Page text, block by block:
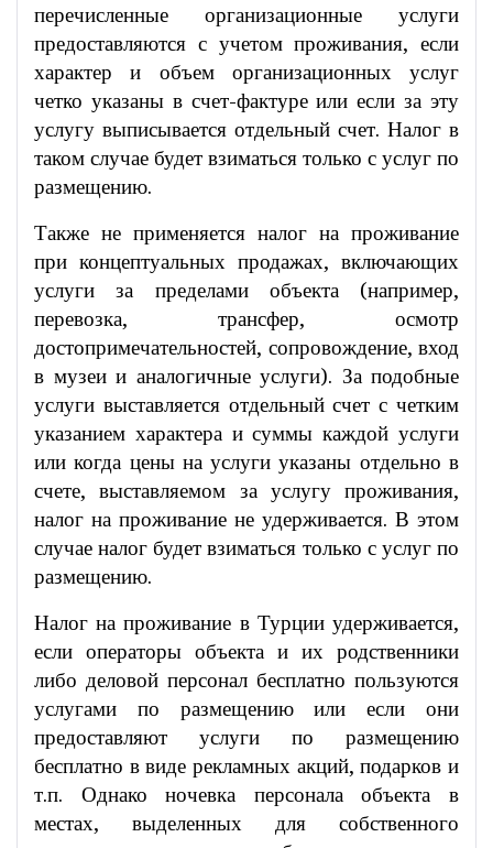
перечисленные организационные услуги
предоставляются с учетом проживания, если
характер и объем организационных услуг
четко указаны в счет-фактуре или если за эту
услугу выписывается отдельный счет. Налог в
таком случае будет взиматься только с услуг по
размещению.
Также не применяется налог на проживание
при концептуальных продажах, включающих
услуги за пределами объекта (например,
перевозка, трансфер, осмотр
достопримечательностей, сопровождение, вход
в музеи и аналогичные услуги). За подобные
услуги выставляется отдельный счет с четким
указанием характера и суммы каждой услуги
или когда цены на услуги указаны отдельно в
счете, выставляемом за услугу проживания,
налог на проживание не удерживается. В этом
случае налог будет взиматься только с услуг по
размещению.
Налог на проживание в Турции удерживается,
если операторы объекта и их родственники
либо деловой персонал бесплатно пользуются
услугами по размещению или если они
предоставляют услуги по размещению
бесплатно в виде рекламных акций, подарков и
т.п. Однако ночевка персонала объекта в
местах, выделенных для собственного